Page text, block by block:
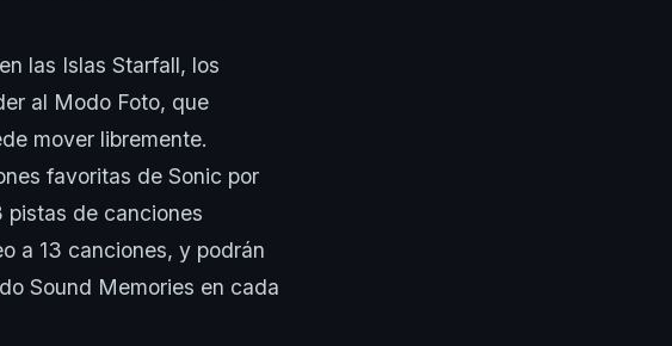
las Islas Starfall, los
al Modo Foto, que
mover libremente.
favoritas de Sonic por
pistas de canciones
a 13 canciones, y podrán
Sound Memories en cada